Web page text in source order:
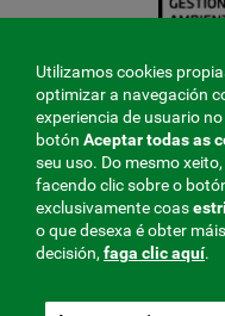
Utilizamos cookies
optimizar a navegación
experiencia de usuario
botón Aceptar todas as
seu uso. Do mesmo
facendo clic sobre o
exclusivamente coas
o que desexa é obter
decisión, faga clic aquí.